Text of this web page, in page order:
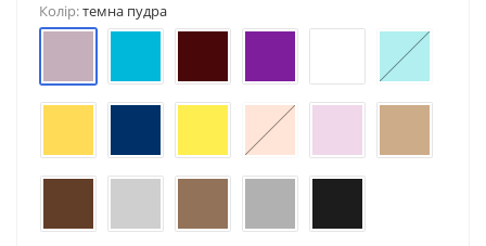
Колір:темна пудра